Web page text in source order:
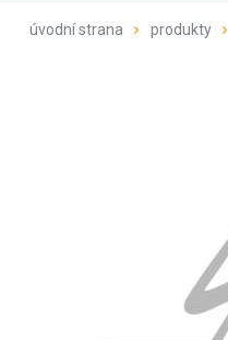
úvodní strana produkty